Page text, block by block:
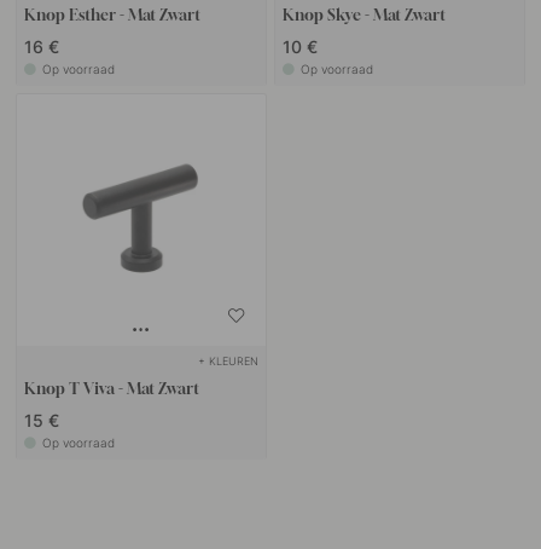
Knop Esther - Mat Zwart
16 €
Op voorraad
Knop Skye - Mat Zwart
10 €
Op voorraad
+ KLEUREN
Knop T Viva - Mat Zwart
15 €
Op voorraad